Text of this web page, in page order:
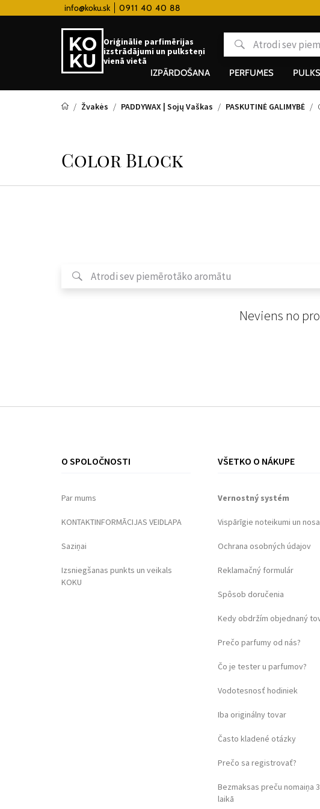
info@koku.sk 0911 40 40 88Lojalitātes programma
Oriģinālie parfimērijas
izstrādājumi un pulksteņi
vienā vietā
IZPĀRDOŠANA PERFUMES
Žvakės PADDYWAX | Sojų Vaškas PASKUTINĖ GALIMYBĖ
Color Block
Neviens no
O SPOLOČNOSTI
Par mums
KONTAKTINFORMĀCIJAS VEIDLAPA
Saziņai
Izsniegšanas punkts un veikals
KOKU
VŠETKO O NÁKUPE
Vernostný systém
Vispārīgie noteikumi un
Ochrana osobných údajov
Reklamačný formulár
Spôsob doručenia
Kedy obdržím objednaný
Prečo parfumy od nás?
Čo je tester u parfumov?
Vodotesnosť hodiniek
Iba originálny tovar
Často kladené otázky
Prečo sa registrovať?
Bezmaksas preču nomaiņa
laikā